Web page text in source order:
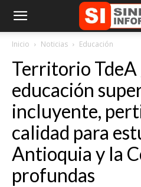
Inicio Noticias Educación
Territorio
educación
incluyente,
calidad para
Antioquia y la
profundas